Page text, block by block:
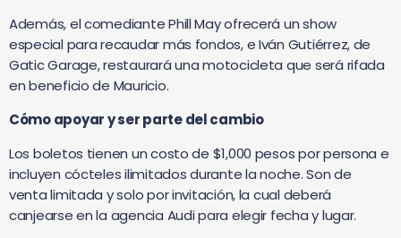
Además, el comediante Phill May ofrecerá un show
especial para recaudar más fondos, e Iván Gutiérrez, de
Gatic Garage, restaurará una motocicleta que será rifada
en beneficio de Mauricio.
Cómo apoyar y ser parte del cambio
Los boletos tienen un costo de $1,000 pesos por persona e
incluyen cócteles ilimitados durante la noche. Son de
venta limitada y solo por invitación, la cual deberá
canjearse en la agencia Audi para elegir fecha y lugar.